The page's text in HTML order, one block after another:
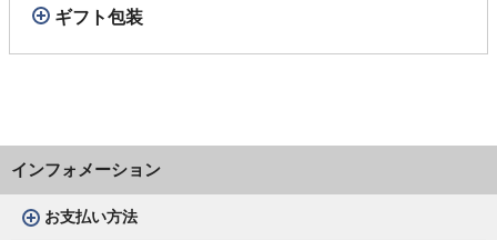
ギフト包装
インフォメーション
お支払い方法